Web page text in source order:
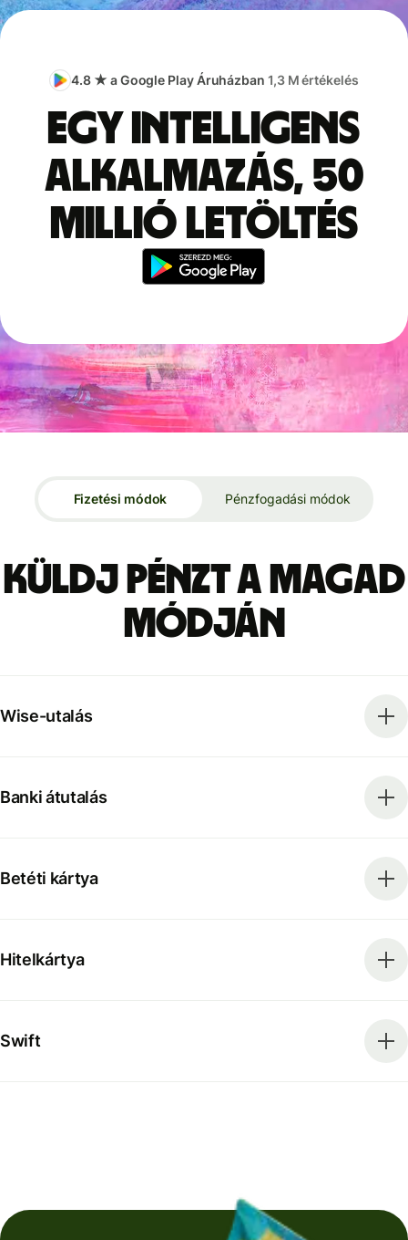
4.8 ★ a Google Play Áruházban 1,3 M értékelés
Egy intelligens
alkalmazás, 50
millió letöltés
Fizetési módok Pénzfogadási módok
Küldj pénzt a magad
módján
Wise-utalás
Banki átutalás
Betéti kártya
Hitelkártya
Swift